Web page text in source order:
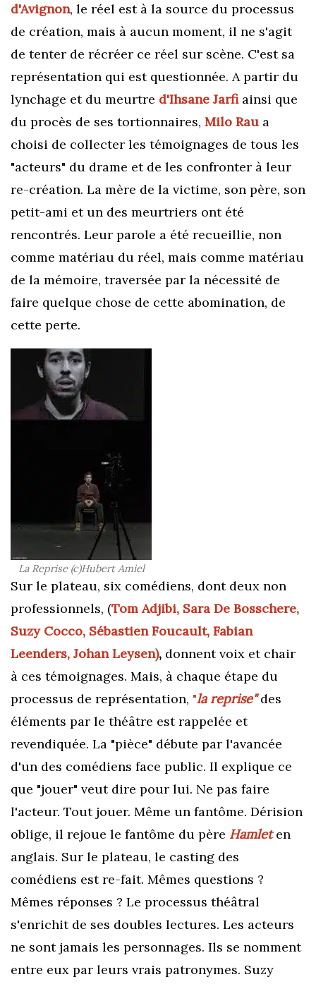
d'Avignon, le réel est à la source du processus
de création, mais à aucun moment, il ne s'agit
de tenter de récréer ce réel sur scène. C'est sa
représentation qui est questionnée. A partir du
lynchage et du meurtre d'Ihsane Jarfiainsi que
du procès de ses tortionnaires, Milo Rau a
choisi de collecter les témoignages de tous les
"acteurs" du drame et de les confronter à leur
re-création. La mère de la victime, son père, son
petit-ami et un des meurtriers ont été
rencontrés. Leur parole a été recueillie, non
comme matériau du réel, mais comme matériau
de la mémoire, traversée par la nécessité de
faire quelque chose de cette abomination, de
cette perte.
La Reprise (c)Hubert Amiel
Sur le plateau, six comédiens, dont deux non
professionnels, (Tom Adjibi, Sara De Bosschere,
Suzy Cocco, Sébastien Foucault, Fabian
Leenders, Johan Leysen), donnent voix et chair
à ces témoignages. Mais, à chaque étape du
processus de représentation, "la reprise"des
éléments par le théâtre est rappelée et
revendiquée. La "pièce" débute par l'avancée
d'un des comédiens face public. Il explique ce
que "jouer" veut dire pour lui. Ne pas faire
l'acteur. Tout jouer. Même un fantôme. Dérision
oblige, il rejoue le fantôme du père Hamlet en
anglais. Sur le plateau, le casting des
comédiens est re-fait. Mêmes questions ?
Mêmes réponses ? Le processus théâtral
s'enrichit de ses doubles lectures. Les acteurs
ne sont jamais les personnages. Ils se nomment
entre eux par leurs vrais patronymes. Suzy